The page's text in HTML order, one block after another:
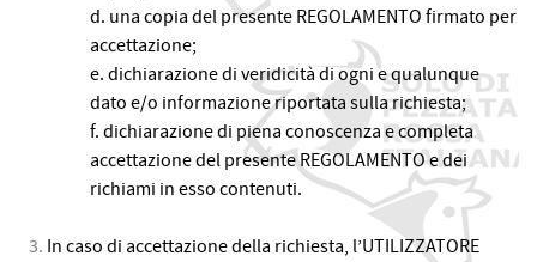
d. una copia del presente REGOLAMENTO firmato per
accettazione;
e. dichiarazione di veridicità di ogni e qualunque
dato e/o informazione riportata sulla richiesta;
f. dichiarazione di piena conoscenza e completa
accettazione del presente REGOLAMENTO e dei
richiami in esso contenuti.
In caso di accettazione della richiesta, l’UTILIZZATORE